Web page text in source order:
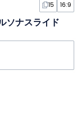
15 16:9
ソナスライド